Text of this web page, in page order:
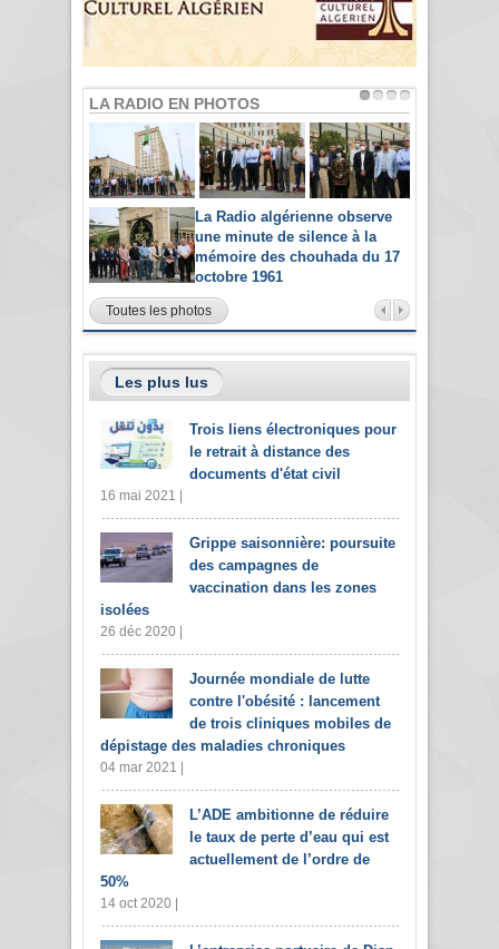
LA RADIO EN PHOTOS
La Radio algérienne observe
une minute de silence à la
mémoire des chouhada du 17
octobre 1961
Toutes les photos
Les plus lus
Trois liens électroniques pour
le retrait à distance des
documents d'état civil
16 mai 2021 |
Grippe saisonnière: poursuite
des campagnes de
vaccination dans les zones
isolées
26 déc 2020 |
Journée mondiale de lutte
contre l'obésité : lancement
de trois cliniques mobiles de
dépistage des maladies chroniques
04 mar 2021 |
L’ADE ambitionne de réduire
le taux de perte d’eau qui est
actuellement de l’ordre de
50%
14 oct 2020 |